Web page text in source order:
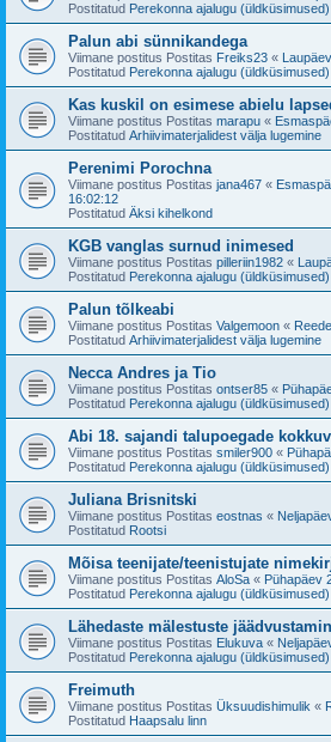
Postitatud Perekonna ajalugu (üldküsimused)
Palun abi sünnikandega
Viimane postitus Postitas Freiks23 «
Postitatud Perekonna ajalugu (üldküsimused)
Kas kuskil on esimese abielu
Viimane postitus Postitas marapu «
Postitatud Arhiivimaterjalidest välja lugemine
Perenimi Porochna
Viimane postitus Postitas jana467 «
16:02:12
Postitatud Äksi kihelkond
KGB vanglas surnud inimesed
Viimane postitus Postitas pilleriin1982 «
Postitatud Perekonna ajalugu (üldküsimused)
Palun tõlkeabi
Viimane postitus Postitas Valgemoon «
Postitatud Arhiivimaterjalidest välja lugemine
Necca Andres ja Tio
Viimane postitus Postitas ontser85 «
Postitatud Perekonna ajalugu (üldküsimused)
Abi 18. sajandi talupoegade
Viimane postitus Postitas smiler900 «
Postitatud Perekonna ajalugu (üldküsimused)
Juliana Brisnitski
Viimane postitus Postitas eostnas «
Postitatud Rootsi
Mõisa teenijate/teenistujate
Viimane postitus Postitas AloSa « Pühapäev
Postitatud Perekonna ajalugu (üldküsimused)
Lähedaste mälestuste
Viimane postitus Postitas Elukuva «
Postitatud Perekonna ajalugu (üldküsimused)
Freimuth
Viimane postitus Postitas Üksuudishimulik «
Postitatud Haapsalu linn